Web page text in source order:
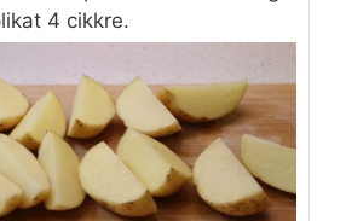
4 cikkre.